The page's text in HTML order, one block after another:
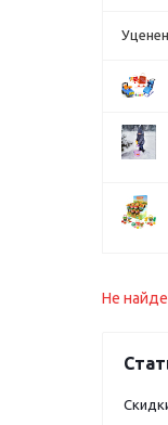
Не